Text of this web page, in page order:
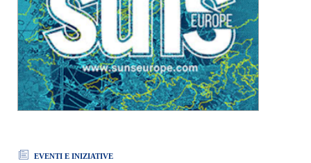
EVENTI E INIZIATIVE